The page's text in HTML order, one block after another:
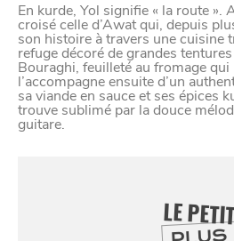
En kurde, Yol signifie « la route ».
croisé celle d’Awat qui, depuis
son histoire à travers une cuisine
refuge décoré de grandes
Bouraghi, feuilleté au fromage qui
l’accompagne ensuite d’un
sa viande en sauce et ses épices
trouve sublimé par la douce
guitare.
LE
SE